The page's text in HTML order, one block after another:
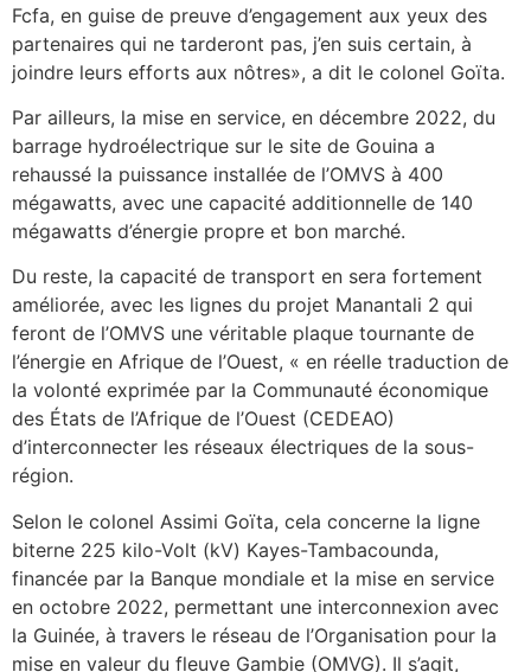
Fcfa, en guise de preuve d’engagement aux yeux des
partenaires qui ne tarderont pas, j’en suis certain, à
joindre leurs efforts aux nôtres», a dit le colonel Goïta.
Par ailleurs, la mise en service, en décembre 2022, du
barrage hydroélectrique sur le site de Gouina a
rehaussé la puissance installée de l’OMVS à 400
mégawatts, avec une capacité additionnelle de 140
mégawatts d’énergie propre et bon marché.
Du reste, la capacité de transport en sera fortement
améliorée, avec les lignes du projet Manantali 2 qui
feront de l’OMVS une véritable plaque tournante de
l’énergie en Afrique de l’Ouest, « en réelle traduction de
la volonté exprimée par la Communauté économique
des États de l’Afrique de l’Ouest (CEDEAO)
d’interconnecter les réseaux électriques de la sous-
région.
Selon le colonel Assimi Goïta, cela concerne la ligne
biterne 225 kilo-Volt (kV) Kayes-Tambacounda,
financée par la Banque mondiale et la mise en service
en octobre 2022, permettant une interconnexion avec
la Guinée, à travers le réseau de l’Organisation pour la
mise en valeur du fleuve Gambie (OMVG). Il s’agit,